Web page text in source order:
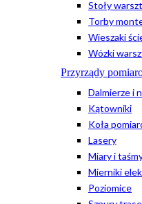
Stoły
Torby
Wieszaki
Wózki
Przyrządy
Dalmierze i
Kątowniki
Koła
Lasery
Miary i
Mierniki
Poziomice